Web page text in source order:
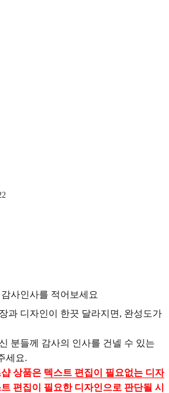
사인사를 적어보세요
과 디자인이 한끗 달라지면, 완성도가
분들께 감사의 인사를 건넬 수 있는
세요.
상품은 텍스트 편집이 필요없는 디자
편집이 필요한 디자인으로 판단될 시